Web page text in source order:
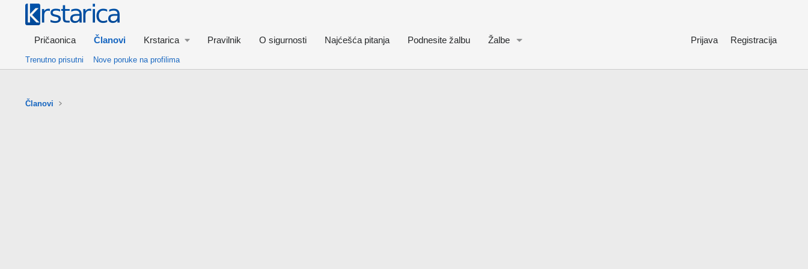
Pričaonica Članovi Krstarica Pravilnik O sigurnosti Najćešća pitanja Podnesite žalbu Žalbe Prijava Registracija
Trenutno prisutni Nove poruke na profilima
Članovi